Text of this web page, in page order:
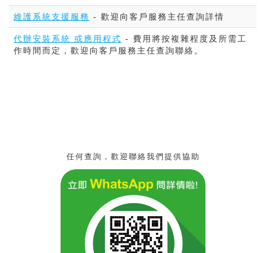
維護系統支援服務 - 歡迎向客戶服務主任查詢詳情
代辦安裝系統 或應用程式 - 費用將按複雜程度及所需工
作時間而定，歡迎向客戶服務主任查詢聯絡。
任何查詢，歡迎聯絡我們提供協助